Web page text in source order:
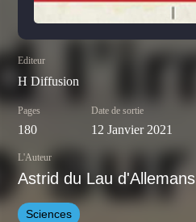
Editeur
H Diffusion
Pages
180
Date de sortie
12 Janvier 2021
L'Auteur
Astrid du Lau d'Allemans
Sciences